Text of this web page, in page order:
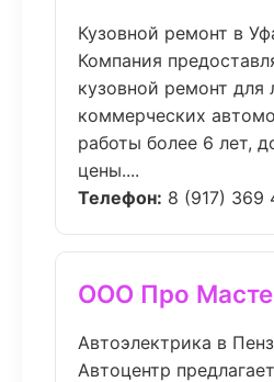
Кузовной ремонт в
Компания
кузовной ремонт для
коммерческих
работы более 6 лет,
цены....
Телефон: 8 (917) 369
ООО Про
Автоэлектрика в
Автоцентр